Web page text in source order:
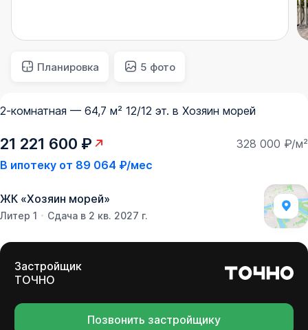
Планировка 5 фото
2-комнатная — 64,7 м² 12/12 эт. в Хозяин морей
21 221 600 ₽
328 000 ₽/м²
В ипотеку от 89 064 ₽/мес
ЖК «Хозяин морей»
Литер 1 Сдача в 2 кв. 2027 г.
Застройщик
ТОЧНО
Позвонить застройщику